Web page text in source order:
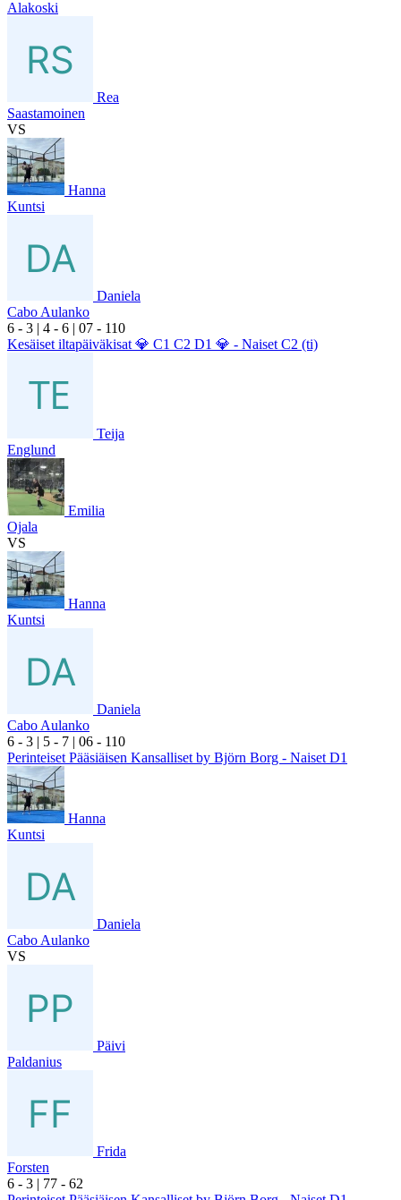
Alakoski
Rea
Saastamoinen
VS
Hanna
Kuntsi
Daniela
Cabo Aulanko
6 - 3 | 4 - 6 | 07 - 110
Kesäiset iltapäiväkisat 💎 C1 C2 D1 💎 - Naiset C2 (ti)
Teija
Englund
Emilia
Ojala
VS
Hanna
Kuntsi
Daniela
Cabo Aulanko
6 - 3 | 5 - 7 | 06 - 110
Perinteiset Pääsiäisen Kansalliset by Björn Borg - Naiset D1
Hanna
Kuntsi
Daniela
Cabo Aulanko
VS
Päivi
Paldanius
Frida
Forsten
6 - 3 | 77 - 62